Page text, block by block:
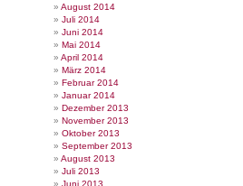
August 2014
Juli 2014
Juni 2014
Mai 2014
April 2014
März 2014
Februar 2014
Januar 2014
Dezember 2013
November 2013
Oktober 2013
September 2013
August 2013
Juli 2013
Juni 2013